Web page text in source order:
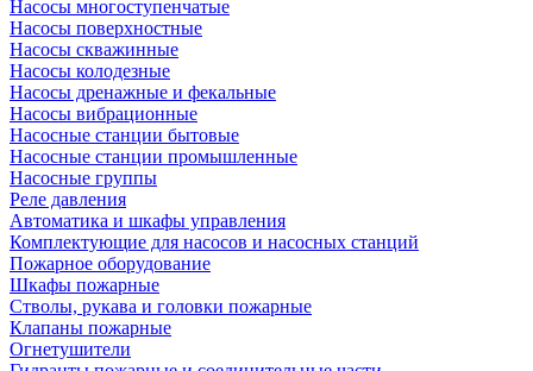
Насосы многоступенчатые
Насосы поверхностные
Насосы скважинные
Насосы колодезные
Насосы дренажные и фекальные
Насосы вибрационные
Насосные станции бытовые
Насосные станции промышленные
Насосные группы
Реле давления
Автоматика и шкафы управления
Комплектующие для насосов и насосных станций
Пожарное оборудование
Шкафы пожарные
Стволы, рукава и головки пожарные
Клапаны пожарные
Огнетушители